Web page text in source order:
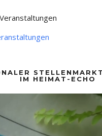
IM HEIMAT-ECHO
Player